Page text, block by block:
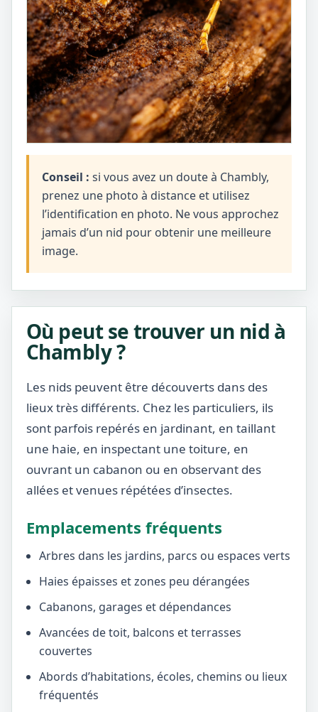
Conseil : si vous avez un doute à Chambly,
prenez une photo à distance et utilisez
l’identification en photo. Ne vous approchez
jamais d’un nid pour obtenir une meilleure
image.
Où peut se trouver un nid à
Chambly ?
Les nids peuvent être découverts dans des
lieux très différents. Chez les particuliers, ils
sont parfois repérés en jardinant, en taillant
une haie, en inspectant une toiture, en
ouvrant un cabanon ou en observant des
allées et venues répétées d’insectes.
Emplacements fréquents
Arbres dans les jardins, parcs ou espaces verts
Haies épaisses et zones peu dérangées
Cabanons, garages et dépendances
Avancées de toit, balcons et terrasses
couvertes
Abords d’habitations, écoles, chemins ou lieux
fréquentés